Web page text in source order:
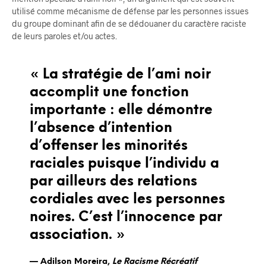
utilisé comme mécanisme de défense par les personnes issues
du groupe dominant afin de se dédouaner du caractère raciste
de leurs paroles et/ou actes.
« La stratégie de l’ami noir
accomplit une fonction
importante : elle démontre
l’absence d’intention
d’offenser les minorités
raciales puisque l’individu a
par ailleurs des relations
cordiales avec les personnes
noires. C’est l’innocence par
association. »
Adilson Moreira, Le Racisme Récréatif